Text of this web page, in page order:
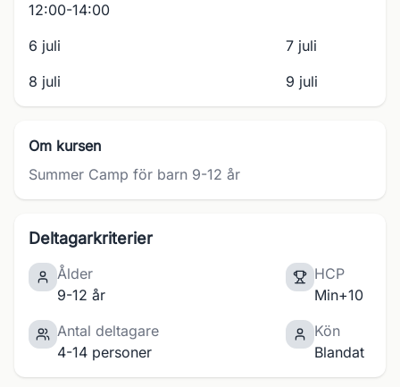
12:00-14:00
6 juli
7 juli
8 juli
9 juli
Om kursen
Summer Camp för barn 9-12 år
Deltagarkriterier
Ålder
9-12 år
HCP
Min+10
Antal deltagare
4-14 personer
Kön
Blandat